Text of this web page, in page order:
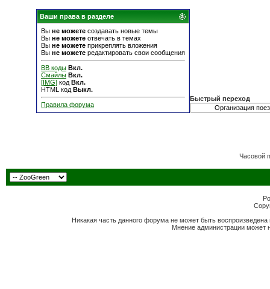
Ваши права в разделе
Вы не можете создавать новые темы
Вы не можете отвечать в темах
Вы не можете прикреплять вложения
Вы не можете редактировать свои сообщения
BB коды Вкл.
Смайлы Вкл.
[IMG] код Вкл.
HTML код Выкл.
Правила форума
Быстрый переход
Часовой
Никакая часть данного форума не может быть
Мнение администрации может